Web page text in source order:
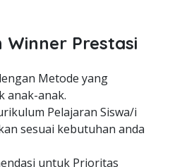
Winner Prestasi
Metode yang
anak-anak.
Pelajaran Siswa/i
sesuai kebutuhan anda
untuk Prioritas